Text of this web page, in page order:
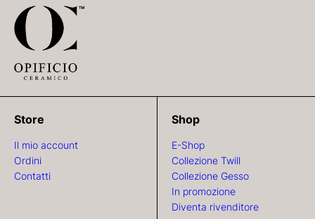
Store
Il mio account
Ordini
Contatti
Shop
E-Shop
Collezione Twill
Collezione Gesso
In promozione
Diventa rivenditore